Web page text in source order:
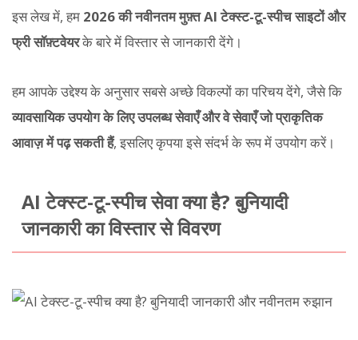
इस लेख में, हम 2026 की नवीनतम मुफ़्त AI टेक्स्ट-टू-स्पीच साइटों और
फ्री सॉफ़्टवेयरके बारे में विस्तार से जानकारी देंगे।
हम आपके उद्देश्य के अनुसार सबसे अच्छे विकल्पों का परिचय देंगे, जैसे कि
व्यावसायिक उपयोग के लिए उपलब्ध सेवाएँ और वे सेवाएँ जो प्राकृतिक
आवाज़ में पढ़ सकती हैं, इसलिए कृपया इसे संदर्भ के रूप में उपयोग करें।
AI टेक्स्ट-टू-स्पीच सेवा क्या है? बुनियादी
जानकारी का विस्तार से विवरण